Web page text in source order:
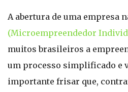
A abertura de uma empresa
(Microempreendedor
muitos brasileiros a
um processo simplificado e
importante frisar que,